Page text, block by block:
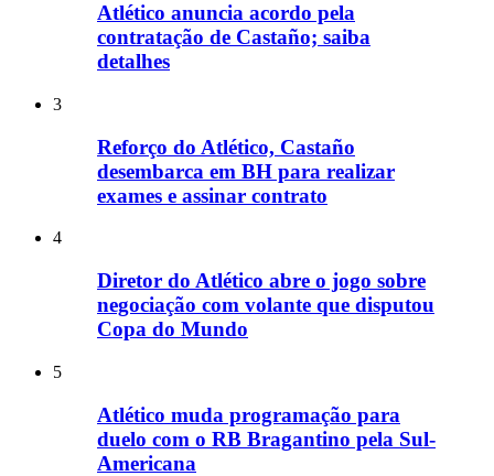
Atlético anuncia acordo pela
contratação de Castaño; saiba
detalhes
3
Reforço do Atlético, Castaño
desembarca em BH para realizar
exames e assinar contrato
4
Diretor do Atlético abre o jogo sobre
negociação com volante que disputou
Copa do Mundo
5
Atlético muda programação para
duelo com o RB Bragantino pela Sul-
Americana